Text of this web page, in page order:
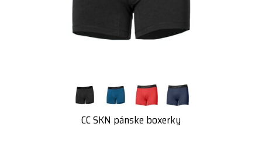
CC SKN pánske boxerky